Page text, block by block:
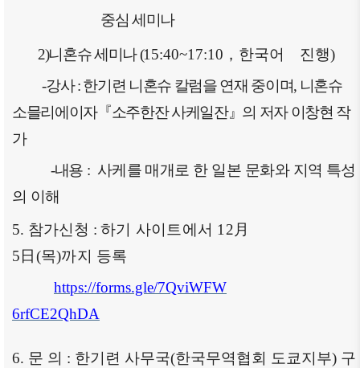
중심 세미나
2)니혼슈세미나(15:40~17:10 ， 한국어 진행)
-강사:한기련 니혼슈 칼럼을 연재 중이며, 니혼슈
소믈리에 이자『소주한잔 사케일잔』 의 저자 이창현 작
가
-내용 : 사케를 매개로 한 일본 문화와 지역 특성
의 이해
5. 참가신청 : 하기 사이트에서 12月
5 日 (목)까지 등록
https://forms.gle/7QviWFW
6rfCE2QhDA
6. 문 의 : 한기련 사무국(한국무역협회 도쿄지부) 구